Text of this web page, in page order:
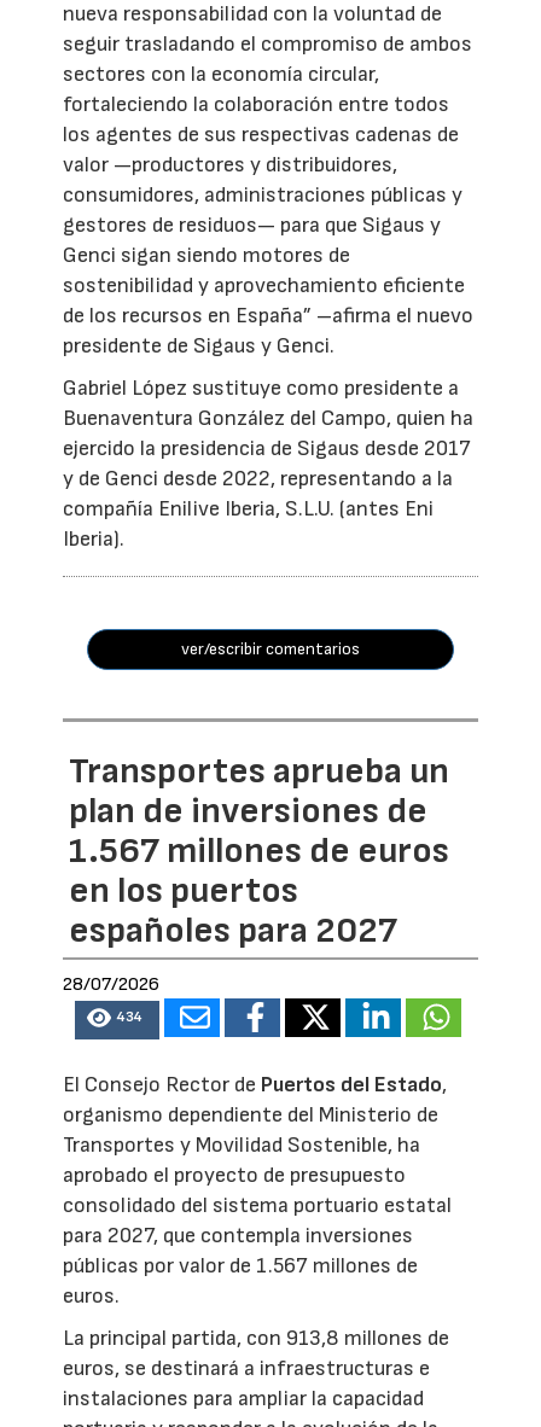
nueva responsabilidad con la voluntad de
seguir trasladando el compromiso de ambos
sectores con la economía circular,
fortaleciendo la colaboración entre todos
los agentes de sus respectivas cadenas de
valor —productores y distribuidores,
consumidores, administraciones públicas y
gestores de residuos— para que Sigaus y
Genci sigan siendo motores de
sostenibilidad y aprovechamiento eficiente
de los recursos en España” –afirma el nuevo
presidente de Sigaus y Genci.
Gabriel López sustituye como presidente a
Buenaventura González del Campo, quien ha
ejercido la presidencia de Sigaus desde 2017
y de Genci desde 2022, representando a la
compañía Enilive Iberia, S.L.U. (antes Eni
Iberia).
ver/escribir comentarios
Transportes aprueba un
plan de inversiones de
1.567 millones de euros
en los puertos
españoles para 2027
28/07/2026
434
El Consejo Rector de Puertos del Estado,
organismo dependiente del Ministerio de
Transportes y Movilidad Sostenible, ha
aprobado el proyecto de presupuesto
consolidado del sistema portuario estatal
para 2027, que contempla inversiones
públicas por valor de 1.567 millones de
euros.
La principal partida, con 913,8 millones de
euros, se destinará a infraestructuras e
instalaciones para ampliar la capacidad